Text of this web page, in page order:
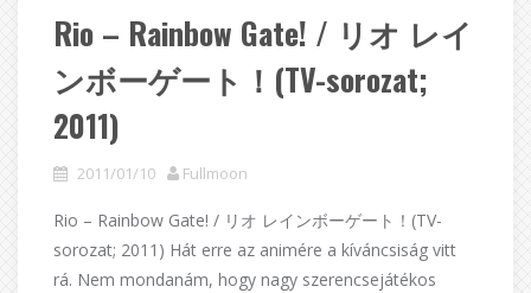
Rio – Rainbow Gate! / リオ レイ
ンボーゲート！(TV-sorozat;
2011)
2011/01/10 Fullmoon
Rio – Rainbow Gate! / リオ レインボーゲート！(TV-
sorozat; 2011) Hát erre az animére a kíváncsiság vitt
rá. Nem mondanám, hogy nagy szerencsejátékos